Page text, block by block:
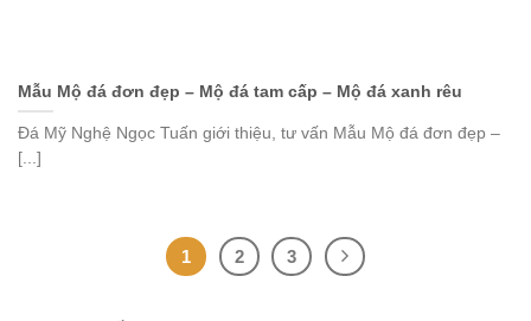
Mẫu Mộ đá đơn đẹp – Mộ đá tam cấp – Mộ đá xanh rêu
Đá Mỹ Nghệ Ngọc Tuấn giới thiệu, tư vấn Mẫu Mộ đá đơn đẹp –
[...]
1 2 3